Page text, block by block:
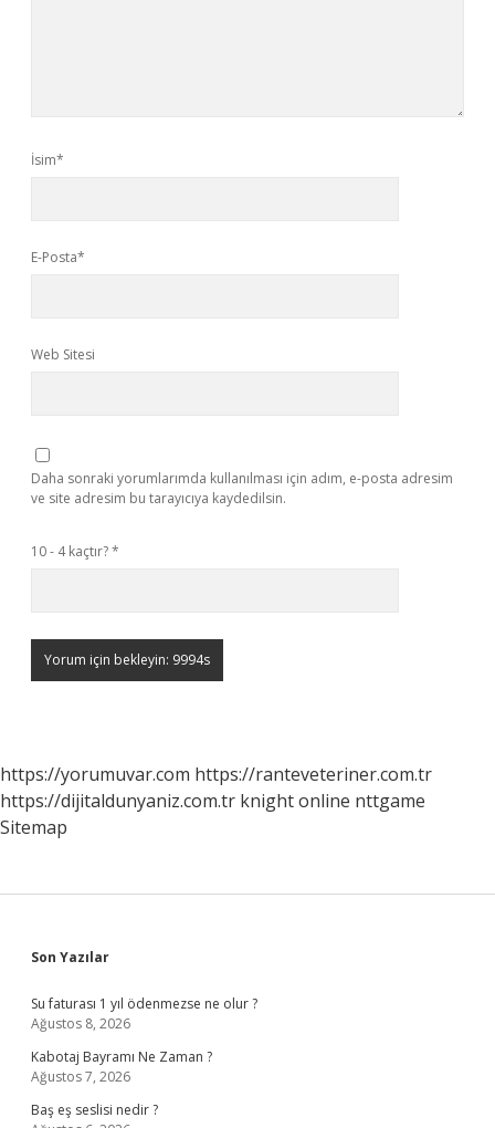
İsim*
E-Posta*
Web Sitesi
Daha sonraki yorumlarımda kullanılması için adım, e-posta adresim
ve site adresim bu tarayıcıya kaydedilsin.
10 - 4 kaçtır?*
https://yorumuvar.com https://ranteveteriner.com.tr
https://dijitaldunyaniz.com.tr knight online nttgame
Sitemap
Sidebar
Son Yazılar
Su faturası 1 yıl ödenmezse ne olur ?
Ağustos 8, 2026
Kabotaj Bayramı Ne Zaman ?
Ağustos 7, 2026
Baş eş seslisi nedir ?